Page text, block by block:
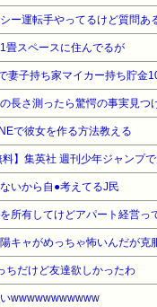
かなんてわからんしそ
05/13(土) 08:02:36.30
>>47 うちの会
しかけられたゾ 48:風
りたくないね 49:風吹け
土) 08:02:20.55
ヶ月で2人目の産休入り
ん 201:風吹けば名無し
土) 08:02:46.73
れだから独身上司、独身
も産むことだろうが そ
い女は採るのリスクあ
られたらメッチャムカ
ー運転手やってるけど質問あ
畳スペースに住んでるが
妻子持ち家マイカー持ち貯金
長さ測ったら驚愕の事実見つ
で彼女を作る方法教える
料】集英社 週刊少年ジャンプ
いから自●考えてるJ民
所有してけどアパート経営っ
キャがめっちゃ怖いんだが克
ちだけど友達欲しかったわ
wwwwwwwwwww